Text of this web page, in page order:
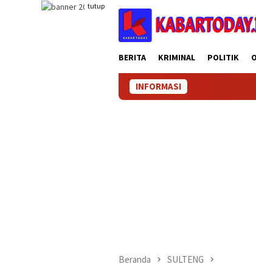
tutup
BERITA KRIMINAL POLITIK
INFORMASI
Beranda SULTENG